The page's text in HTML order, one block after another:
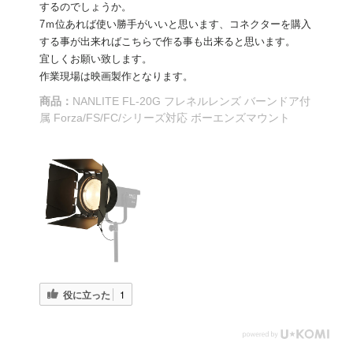
するのでしょうか。
7ｍ位あれば使い勝手がいいと思います、コネクターを購入
する事が出来ればこちらで作る事も出来ると思います。
宜しくお願い致します。
作業現場は映画製作となります。
商品： NANLITE FL-20G フレネルレンズ バーンドア付
属 Forza/FS/FC/シリーズ対応 ボーエンズマウント
役に立った 1